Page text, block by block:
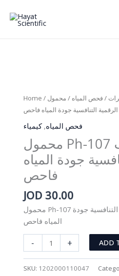
content
Home / /فحص المياه / محمول Ph-107 حجم
التنافسية جودة المياه فاحص
فحص المياه,كيمياء
محمول Ph-107 حجم الجيب
جودة المياه
فاحص
JOD 30.00
محمول Ph-107 حجم الجيب الرقمية التنافسية جودة
المياه فاحص
-
Ph-
+ ADD
SKU: 1202000110047